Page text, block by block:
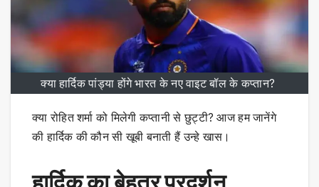
क्या हार्दिक पांड्या होंगे भारत के नए वाइट बॉल के कप्तान?
क्या रोहित शर्मा को मिलेगी कप्तानी से छुट्टी? आज हम जानेंगे
की हार्दिक की कौन सी खूबी बनाती हैं उन्हे खास।